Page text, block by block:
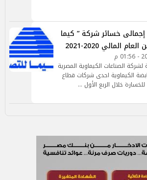
إجمالى خسائر شركة ” كيما
المالي 2020-2021
الصناعات الكيماوية المصرية
الكيماوية احدى شركات قطاع
خلال الربع الأول …